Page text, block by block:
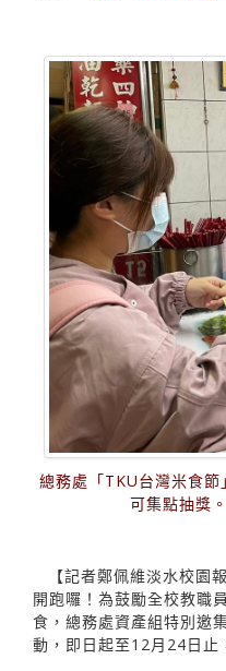
總務處「TKU台灣米食
可集點抽獎
【記者鄭佩維淡水校園
開跑囉！為鼓勵全校教職
食，總務處資產組特別邀
動，即日起至12月24日止